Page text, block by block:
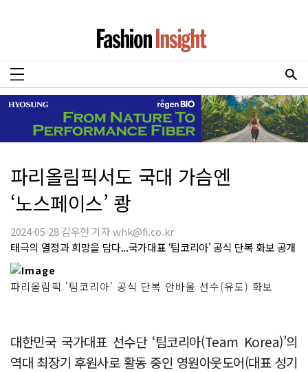
파리올림픽서도 국대 가슴엔
‘노스페이스’ 쾅
2024-05-28 김우현 기자 whk@fi.co.kr
태극의 열정과 희망을 담다...국가대표 ‘팀코리아' 공식 단복 화보 공개
파리올림픽 '팀코리아' 공식 단복 안바울 선수(유도) 화보
대한민국 국가대표 선수단 ‘팀코리아(Team Korea)’의
역대 최장기 후원사로 활동 중인 영원아웃도어(대표 성기